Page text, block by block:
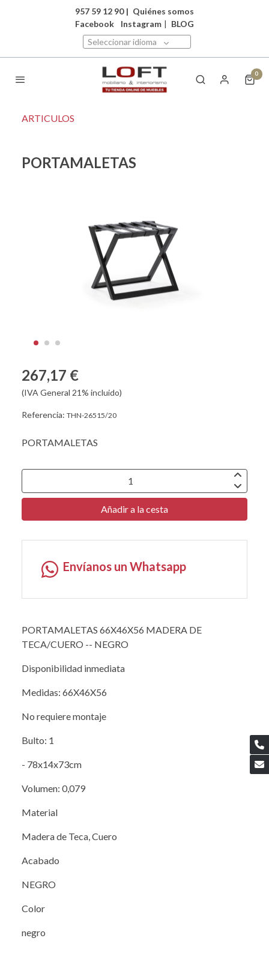
957 59 12 90 | Quiénes somos
Facebook
Instagram | BLOG
Seleccionar idioma
0
ARTICULOS
PORTAMALETAS
267,17 €
(IVA General 21% incluido)
Referencia: THN-26515/20
PORTAMALETAS
Añadir a la cesta
Envíanos un Whatsapp
PORTAMALETAS 66X46X56 MADERA DE
TECA/CUERO -- NEGRO
Disponibilidad inmediata
Medidas: 66X46X56
No requiere montaje
Bulto: 1
- 78x14x73cm
Volumen: 0,079
Material
Madera de Teca, Cuero
Acabado
NEGRO
Color
negro